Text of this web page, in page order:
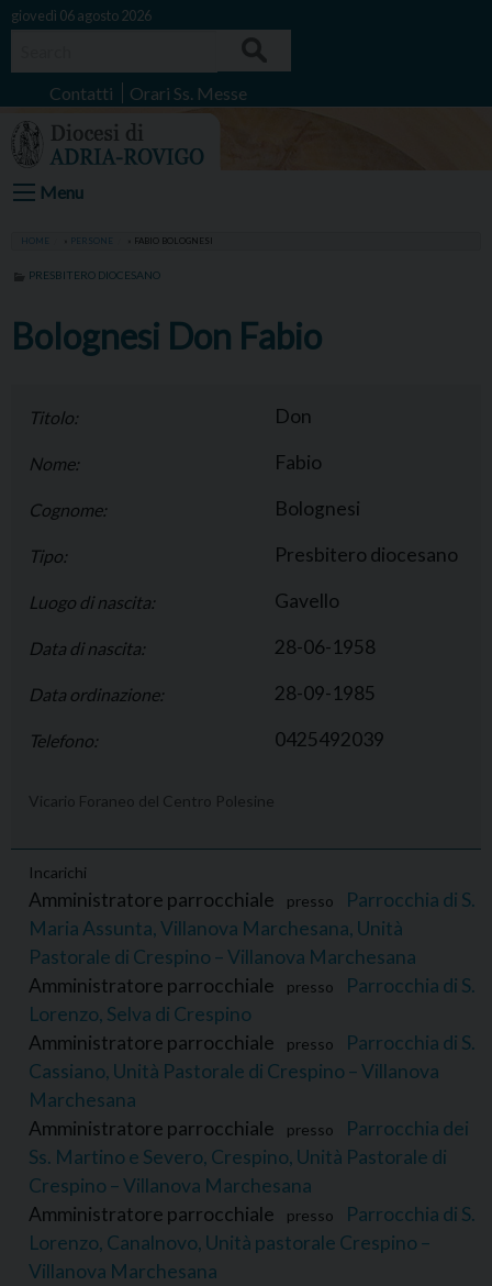
Skip
giovedì 06 agosto 2026
Contatti Orari Ss. Messe
Menu
HOME PERSONE FABIO BOLOGNESI
PRESBITERO DIOCESANO
Bolognesi Don Fabio
Titolo: Don
Nome: Fabio
Cognome: Bolognesi
Tipo: Presbitero diocesano
Luogo di nascita: Gavello
Data di nascita: 28-06-1958
Data ordinazione: 28-09-1985
Telefono: 0425492039
Vicario Foraneo del Centro Polesine
Incarichi
Amministratore parrocchiale presso
Parrocchia di S.
Maria Assunta, Villanova Marchesana, Unità
Pastorale di Crespino – Villanova Marchesana
Amministratore parrocchiale
presso
Parrocchia di S.
Lorenzo, Selva di Crespino
Amministratore parrocchiale
presso
Parrocchia di S.
Cassiano, Unità Pastorale di Crespino – Villanova
Marchesana
Amministratore parrocchiale
presso
Parrocchia dei
Ss. Martino e Severo, Crespino, Unità Pastorale di
Crespino – Villanova Marchesana
Amministratore parrocchiale
presso
Parrocchia di S.
Lorenzo, Canalnovo, Unità pastorale Crespino –
Villanova Marchesana